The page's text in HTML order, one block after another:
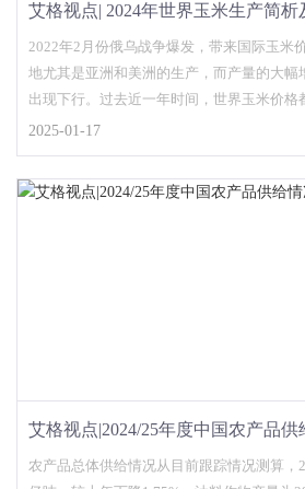
艾格视点| 2024年世界玉米生产简析
2022年2月份俄乌战争爆发，带来国际玉米
地尤其是亚洲和美洲的生产，而产量的大幅
出现下行。过去近一年时间，世界玉米价格
2025-01-17
艾格视点|2024/25年度中国农产品供
农产品总体供给情况从目前跟踪情况测算，